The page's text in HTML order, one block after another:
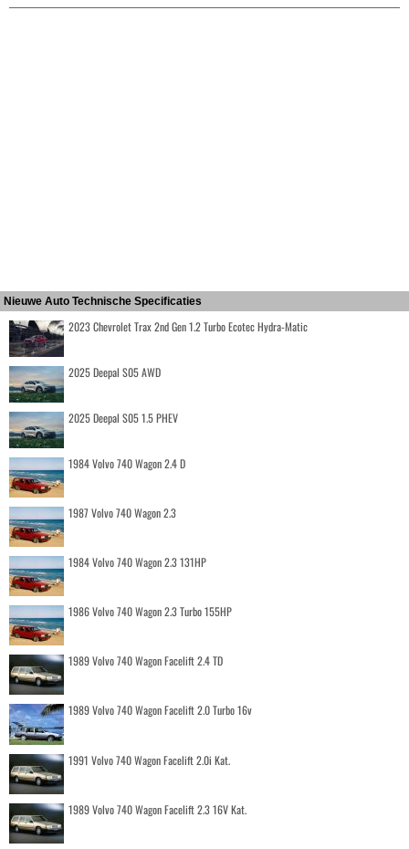
Nieuwe Auto Technische Specificaties
2023 Chevrolet Trax 2nd Gen 1.2 Turbo Ecotec Hydra-Matic
2025 Deepal S05 AWD
2025 Deepal S05 1.5 PHEV
1984 Volvo 740 Wagon 2.4 D
1987 Volvo 740 Wagon 2.3
1984 Volvo 740 Wagon 2.3 131HP
1986 Volvo 740 Wagon 2.3 Turbo 155HP
1989 Volvo 740 Wagon Facelift 2.4 TD
1989 Volvo 740 Wagon Facelift 2.0 Turbo 16v
1991 Volvo 740 Wagon Facelift 2.0i Kat.
1989 Volvo 740 Wagon Facelift 2.3 16V Kat.